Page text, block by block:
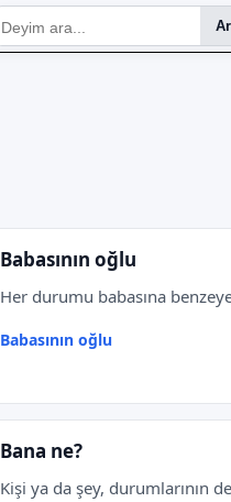
Babasının oğlu
Her durumu babasına
Babasının oğlu
Bana ne?
Kişi ya da şey, durumlarının